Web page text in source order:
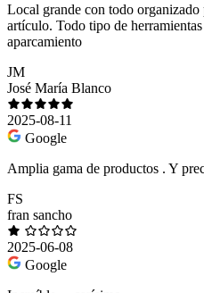
Local grande con todo organizado
artículo. Todo tipo de
aparcamiento
JM
José María Blanco
2025-08-11
Google
Amplia gama de productos . Y
FS
fran sancho
2025-06-08
Google